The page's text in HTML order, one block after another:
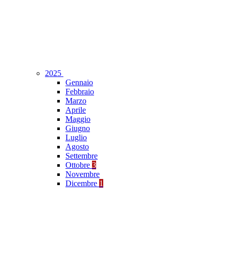
2025
Gennaio
Febbraio
Marzo
Aprile
Maggio
Giugno
Luglio
Agosto
Settembre
Ottobre 3
Novembre
Dicembre 1